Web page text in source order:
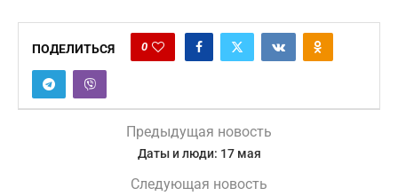
ПОДЕЛИТЬСЯ 0
Предыдущая новость
Даты и люди: 17 мая
Следующая новость